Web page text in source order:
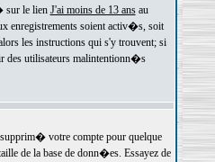
sur le lien J'ai moins de 13 ansau
enregistrements soient activ�s, soit
les instructions qui s'y trouvent; si
des utilisateurs malintentionn�s
votre compte pour quelque
de la base de donn�es. Essayez de